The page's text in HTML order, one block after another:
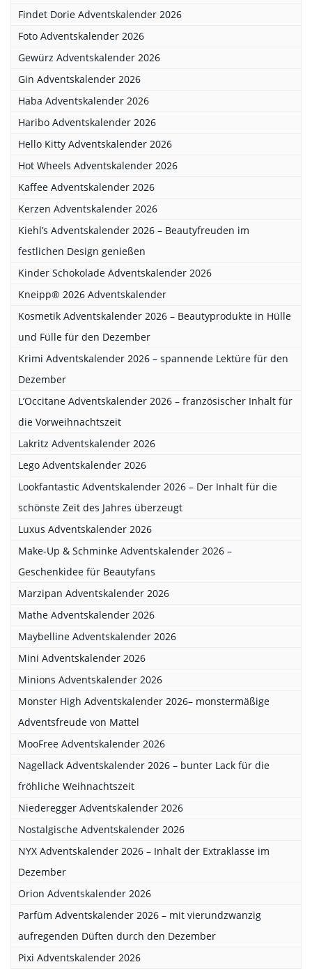
Findet Dorie Adventskalender 2026
Foto Adventskalender 2026
Gewürz Adventskalender 2026
Gin Adventskalender 2026
Haba Adventskalender 2026
Haribo Adventskalender 2026
Hello Kitty Adventskalender 2026
Hot Wheels Adventskalender 2026
Kaffee Adventskalender 2026
Kerzen Adventskalender 2026
Kiehl’s Adventskalender 2026 – Beautyfreuden im
festlichen Design genießen
Kinder Schokolade Adventskalender 2026
Kneipp® 2026 Adventskalender
Kosmetik Adventskalender 2026 – Beautyprodukte in Hülle
und Fülle für den Dezember
Krimi Adventskalender 2026 – spannende Lektüre für den
Dezember
L’Occitane Adventskalender 2026 – französischer Inhalt für
die Vorweihnachtszeit
Lakritz Adventskalender 2026
Lego Adventskalender 2026
Lookfantastic Adventskalender 2026 – Der Inhalt für die
schönste Zeit des Jahres überzeugt
Luxus Adventskalender 2026
Make-Up & Schminke Adventskalender 2026 –
Geschenkidee für Beautyfans
Marzipan Adventskalender 2026
Mathe Adventskalender 2026
Maybelline Adventskalender 2026
Mini Adventskalender 2026
Minions Adventskalender 2026
Monster High Adventskalender 2026– monstermäßige
Adventsfreude von Mattel
MooFree Adventskalender 2026
Nagellack Adventskalender 2026 – bunter Lack für die
fröhliche Weihnachtszeit
Niederegger Adventskalender 2026
Nostalgische Adventskalender 2026
NYX Adventskalender 2026 – Inhalt der Extraklasse im
Dezember
Orion Adventskalender 2026
Parfüm Adventskalender 2026 – mit vierundzwanzig
aufregenden Düften durch den Dezember
Pixi Adventskalender 2026